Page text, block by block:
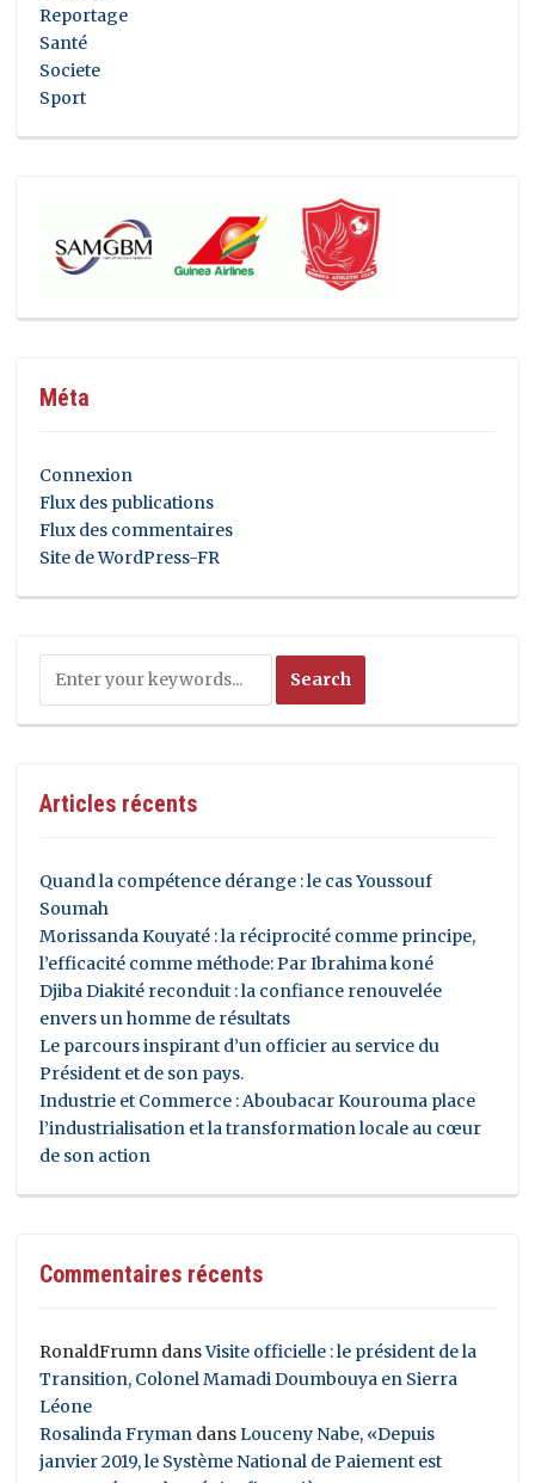
Reportage
Santé
Societe
Sport
Méta
Connexion
Flux des publications
Flux des commentaires
Site de WordPress-FR
Articles récents
Quand la compétence dérange : le cas Youssouf
Soumah
Morissanda Kouyaté : la réciprocité comme principe,
l’efficacité comme méthode: Par Ibrahima koné
Djiba Diakité reconduit : la confiance renouvelée
envers un homme de résultats
Le parcours inspirant d’un officier au service du
Président et de son pays.
Industrie et Commerce : Aboubacar Kourouma place
l’industrialisation et la transformation locale au cœur
de son action
Commentaires récents
RonaldFrumn dansVisite officielle : le président de la
Transition, Colonel Mamadi Doumbouya en Sierra
Léone
Rosalinda Fryman dansLouceny Nabe, «Depuis
janvier 2019, le Système National de Paiement est